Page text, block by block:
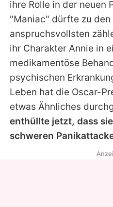
Utiq
ihre Rolle in der neuen
"Maniac" dürfte zu den
anspruchsvollsten
ihr Charakter Annie in
medikamentöse
psychischen
Leben hat die Oscar-
etwas Ähnliches
enthüllte jetzt, dass
schweren